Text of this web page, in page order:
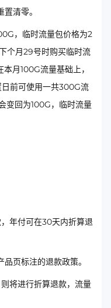
清零。
，临时流量包价格为2
个月29号时购买临时流
月100G流量基础上，
前可使用一共300G流
变回为100G，临时流量
年付可在30天内折算退
页标注的退款政策。
将进行折算退款，流量